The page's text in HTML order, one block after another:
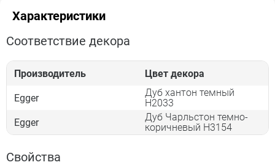
Характеристики
Соответствие декора
Производитель Цвет декора
Egger
Дуб хантон темный
Н2033
Egger
Дуб Чарльстон темно-
коричневый Н3154
Свойства